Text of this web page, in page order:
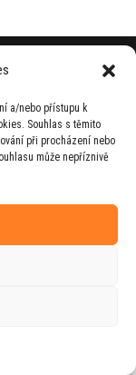
a/nebo přístupu k
Souhlas s těmito
při procházení nebo
může nepříznivě
Jiřího
s
.